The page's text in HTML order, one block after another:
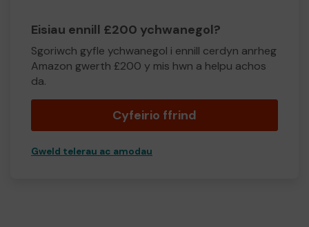
Eisiau ennill £200 ychwanegol?
Sgoriwch gyfle ychwanegol i ennill cerdyn anrheg
Amazon gwerth £200 y mis hwn a helpu achos
da.
Cyfeirio ffrind
Gweld telerau ac amodau